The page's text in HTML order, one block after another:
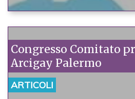
Congresso Comitato
Arcigay Palermo
ARTICOLI